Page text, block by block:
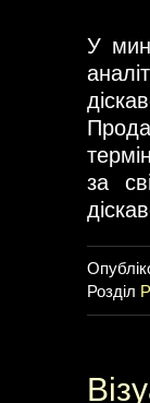
У
за
Розділ